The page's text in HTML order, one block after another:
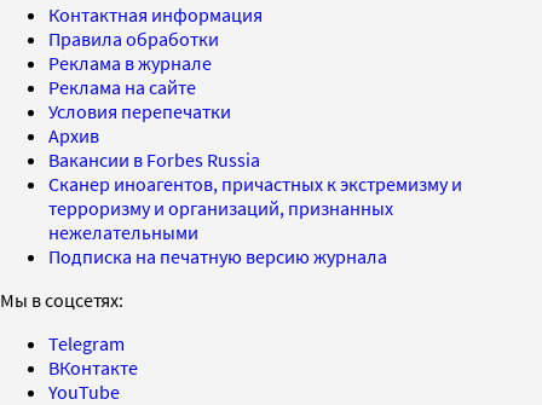
Контактная информация
Правила обработки
Реклама в журнале
Реклама на сайте
Условия перепечатки
Архив
Вакансии в Forbes Russia
Сканер иноагентов, причастных к экстремизму и
терроризму и организаций, признанных
нежелательными
Подписка на печатную версию журнала
Мы в соцсетях:
Telegram
ВКонтакте
YouTube